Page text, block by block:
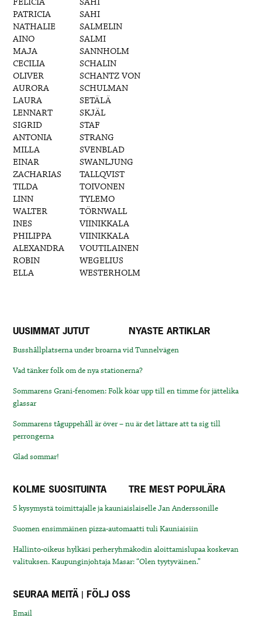
FELICIA
SAHI
PATRICIA
SAHI
NATHALIE
SALMELIN
AINO
SALMI
MAJA
SANNHOLM
CECILIA
SCHALIN
OLIVER
SCHANTZ VON
AURORA
SCHULMAN
LAURA
SETÄLÄ
LENNART
SKJÄL
SIGRID
STAF
ANTONIA
STRANG
MILLA
SVENBLAD
EINAR
SWANLJUNG
ZACHARIAS
TALLQVIST
TILDA
TOIVONEN
LINN
TYLEMO
WALTER
TÖRNWALL
INES
VIINIKKALA
PHILIPPA
VIINIKKALA
ALEXANDRA
VOUTILAINEN
ROBIN
WEGELIUS
ELLA
WESTERHOLM
UUSIMMAT JUTUT NYASTE ARTIKLAR
Busshållplatserna under broarna vid Tunnelvägen
Vad tänker folk om de nya stationerna?
Sommarens Grani-fenomen: Folk köar upp till en timme för jättelika
glassar
Sommarens tåguppehåll är över – nu är det lättare att ta sig till
perrongerna
Glad sommar!
KOLME SUOSITUINTA TRE MEST POPULÄRA
5 kysymystä toimittajalle ja kauniaislaiselle Jan Anderssonille
Suomen ensimmäinen pizza-automaatti tuli Kauniaisiin
Hallinto-oikeus hylkäsi perheryhmäkodin aloittamislupaa koskevan
valituksen. Kaupunginjohtaja Masar: “Olen tyytyväinen.”
SEURAA MEITÄ | FÖLJ OSS
Email